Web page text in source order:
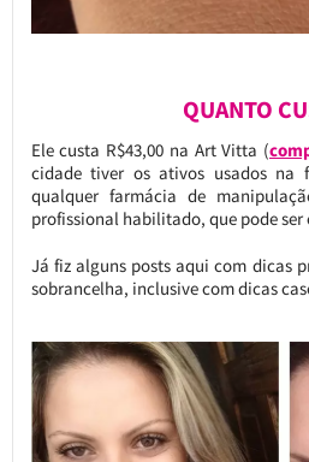
QUANTO
Ele custa R$43,00 na Art Vitta (
cidade tiver os ativos usados na
qualquer farmácia de
profissional habilitado, que pode
Já fiz alguns posts aqui com dicas
sobrancelha, inclusive com dicas